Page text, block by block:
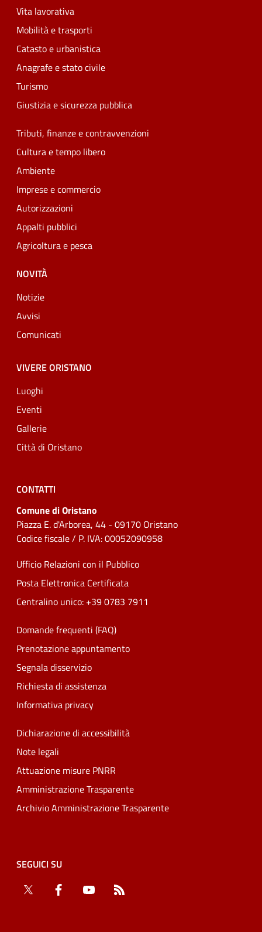
Vita lavorativa
Mobilità e trasporti
Catasto e urbanistica
Anagrafe e stato civile
Turismo
Giustizia e sicurezza pubblica
Tributi, finanze e contravvenzioni
Cultura e tempo libero
Ambiente
Imprese e commercio
Autorizzazioni
Appalti pubblici
Agricoltura e pesca
NOVITÀ
Notizie
Avvisi
Comunicati
VIVERE ORISTANO
Luoghi
Eventi
Gallerie
Città di Oristano
CONTATTI
Comune di Oristano
Piazza E. d'Arborea, 44 - 09170 Oristano
Codice fiscale / P. IVA: 00052090958
Ufficio Relazioni con il Pubblico
Posta Elettronica Certificata
Centralino unico: +39 0783 7911
Domande frequenti (FAQ)
Prenotazione appuntamento
Segnala disservizio
Richiesta di assistenza
Informativa privacy
Dichiarazione di accessibilità
Note legali
Attuazione misure PNRR
Amministrazione Trasparente
Archivio Amministrazione Trasparente
SEGUICI SU
Twitter
Facebook YouTube